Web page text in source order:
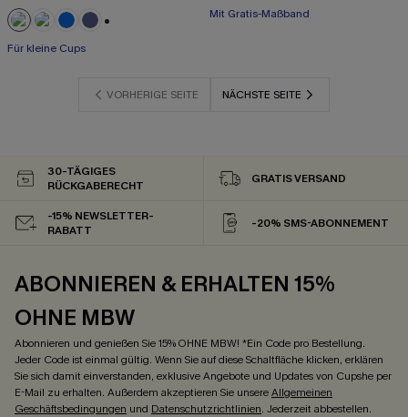
Für kleine Cups
Mit Gratis-Maßband
VORHERIGE SEITE NÄCHSTE SEITE
30-TÄGIGES
RÜCKGABERECHT
GRATIS VERSAND
-15% NEWSLETTER-
RABATT
-20% SMS-ABONNEMENT
ABONNIEREN & ERHALTEN 15%
OHNE MBW
Abonnieren und genießen Sie 15% OHNE MBW! *Ein Code pro Bestellung.
Jeder Code ist einmal gültig. Wenn Sie auf diese Schaltfläche klicken, erklären
Sie sich damit einverstanden, exklusive Angebote und Updates von Cupshe per
E-Mail zu erhalten. Außerdem akzeptieren Sie unsereAllgemeinen
Geschäftsbedingungen und Datenschutzrichtlinien. Jederzeit abbestellen.